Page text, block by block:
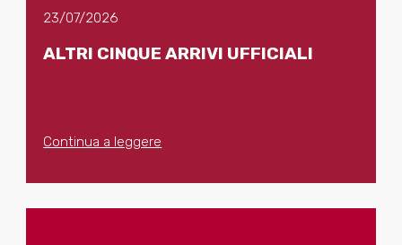
23/07/2026
ALTRI CINQUE ARRIVI UFFICIALI
Continua a leggere